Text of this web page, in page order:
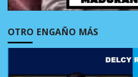
OTRO ENGAÑO MÁS